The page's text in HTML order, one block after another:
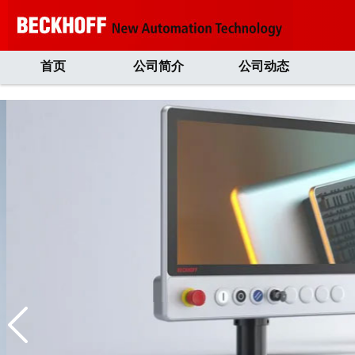
首页 公司简介 公司动态